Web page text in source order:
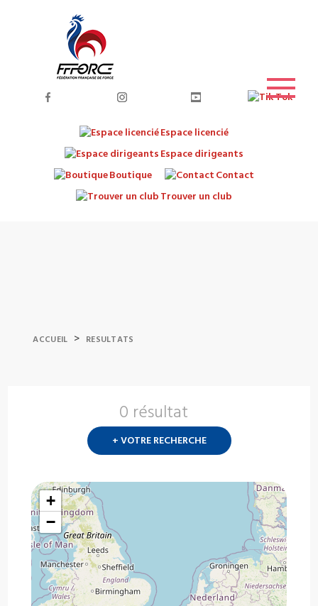
Espace licencié
Espace dirigeants
Boutique
Contact
Trouver un club
ACCUEIL > RESULTATS
0 résultat
+ VOTRE RECHERCHE
+
−